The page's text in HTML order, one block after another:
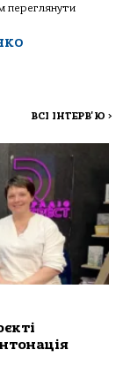
переглянути
ВСІ ІНТЕРВ'Ю >